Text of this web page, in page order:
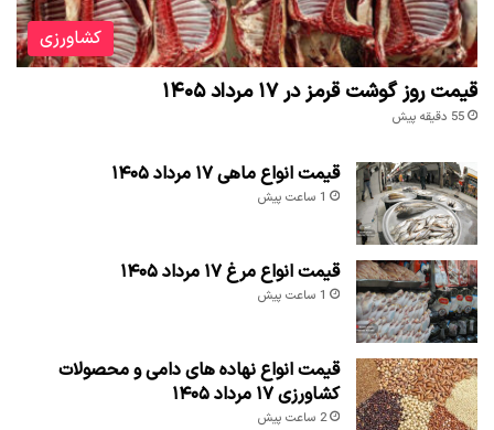
کشاورزی
قیمت روز گوشت قرمز در ۱۷ مرداد ۱۴۰۵
55 دقیقه پیش
قیمت انواع ماهی ۱۷ مرداد ۱۴۰۵
1 ساعت پیش
قیمت انواع مرغ ۱۷ مرداد ۱۴۰۵
1 ساعت پیش
قیمت انواع نهاده های دامی و محصولات
کشاورزی ۱۷ مرداد ۱۴۰۵
2 ساعت پیش